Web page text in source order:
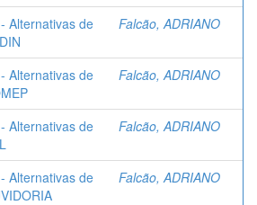
Alternativas de
Falcão, ADRIANO
Alternativas de
Falcão, ADRIANO
Alternativas de
Falcão, ADRIANO
Alternativas de
Falcão, ADRIANO